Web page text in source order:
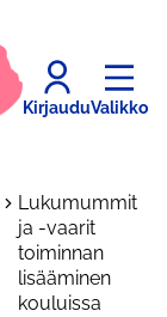
KirjauduValikko
Lukumummit
ja -vaarit
toiminnan
lisääminen
kouluissa